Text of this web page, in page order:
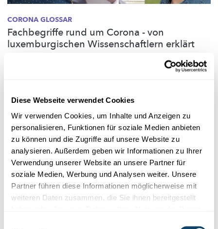
Diese Webseite verwendet Cookies
Wir verwenden Cookies, um Inhalte und Anzeigen zu
personalisieren, Funktionen für soziale Medien anbieten
zu können und die Zugriffe auf unsere Website zu
analysieren. Außerdem geben wir Informationen zu Ihrer
Verwendung unserer Website an unsere Partner für
soziale Medien, Werbung und Analysen weiter. Unsere
Partner führen diese Informationen möglicherweise mit
weiteren Daten zusammen, die Sie ihnen bereitgestellt
CORONA GLOSSAR
Fachbegriffe rund um Corona - von
luxemburgischen Wissenschaftlern erklärt
Drei Experten erklären Begriffe, die zur Beschreibung der durch
verursachten COVID-19 Krankheit
University of Luxembourg Ghent University , MANGHINI
Folgescience.lu